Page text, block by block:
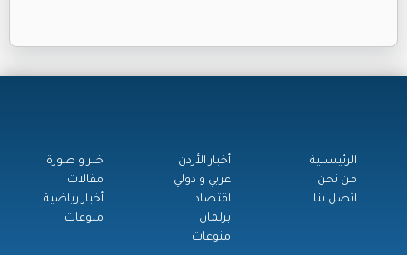
الرئيســية
من نحن
اتصل بنا
أخبار الأردن
عربي و دولي
اقتصاد
برلمان
منوعات
خبر و صورة
مقالات
أخبار رياضية
منوعات